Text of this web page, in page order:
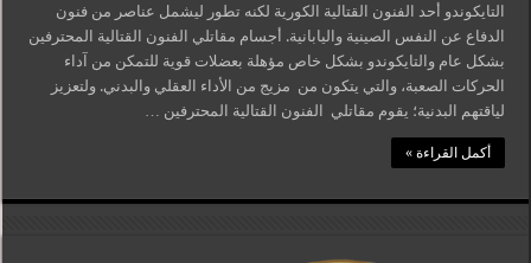
التايكوندو أحد الفنون القتالية الكورية لكنه تطور ليشمل عناصر من فنون
الدفاع عن النفس الصينية واليابانية. أجسام مقاتلي الفنون القتالية المحترفين
بشكل عام والتايكوندو بشكل خاص مؤهلة بعضلات قوية للتمكن من آداء
الحركات الصعبة، والتي يتكون من مزيج من الأداء العقلي والبدني. ولتعزيز
لياقتهم البدنية؛ يقوم مقاتلي الفنون القتالية المحترفين …
أكمل القراءة »